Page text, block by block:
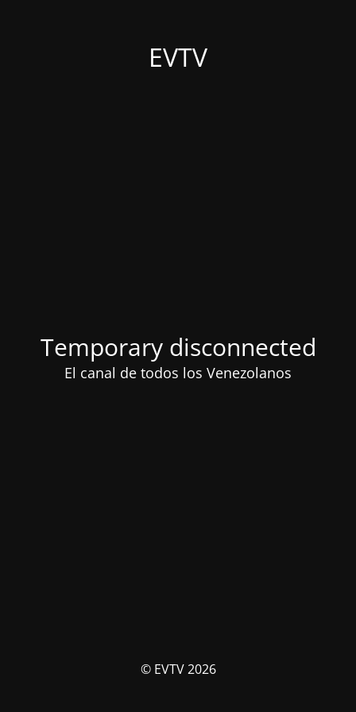
EVTV
Temporary disconnected
El canal de todos los Venezolanos
© EVTV 2026